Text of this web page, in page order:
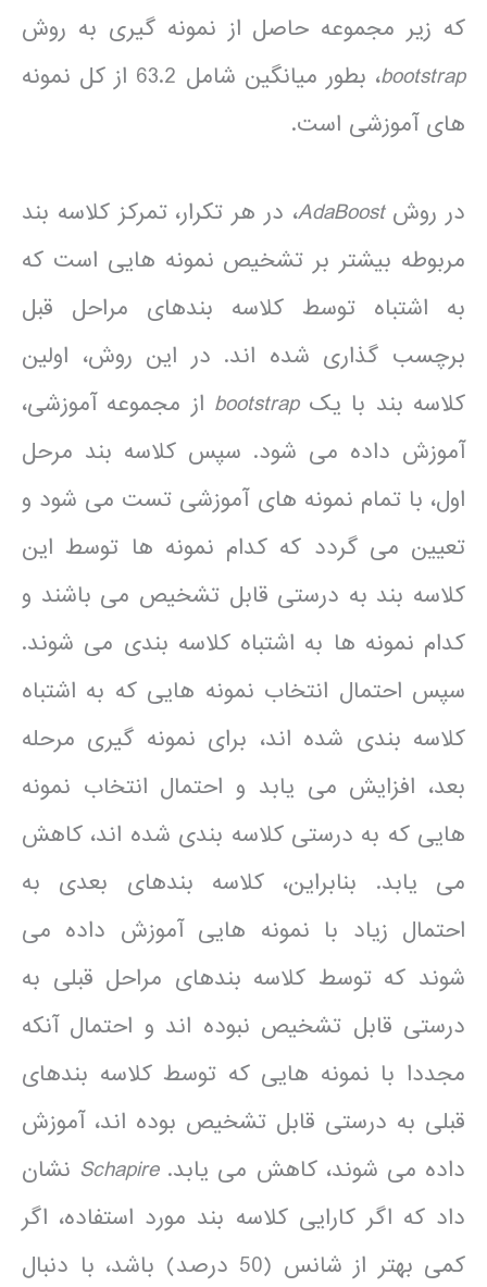
که زیر مجموعه حاصل از نمونه گیری به روش
bootstrap
، بطور میانگین شامل 63.2 از کل نمونه
های آموزشی است.
در روشAdaBoost، در هر تکرار، تمرکز کلاسه بند
مربوطه بیشتر بر تشخیص نمونه هایی است که
به اشتباه توسط کلاسه بندهای مراحل قبل
برچسب گذاری شده اند. در این روش، اولین
کلاسه بند با یکbootstrap از مجموعه آموزشی،
آموزش داده می شود. سپس کلاسه بند مرحل
اول، با تمام نمونه های آموزشی تست می شود و
تعیین می گردد که کدام نمونه ها توسط این
کلاسه بند به درستی قابل تشخیص می باشند و
کدام نمونه ها به اشتباه کلاسه بندی می شوند.
سپس احتمال انتخاب نمونه هایی که به اشتباه
کلاسه بندی شده اند، برای نمونه گیری مرحله
بعد، افزایش می یابد و احتمال انتخاب نمونه
هایی که به درستی کلاسه بندی شده اند، کاهش
می یابد. بنابراین، کلاسه بندهای بعدی به
احتمال زیاد با نمونه هایی آموزش داده می
شوند که توسط کلاسه بندهای مراحل قبلی به
درستی قابل تشخیص نبوده اند و احتمال آنکه
مجددا با نمونه هایی که توسط کلاسه بندهای
قبلی به درستی قابل تشخیص بوده اند، آموزش
داده می شوند، کاهش می یابد.Schapire نشان
داد که اگر کارایی کلاسه بند مورد استفاده، اگر
کمی بهتر از شانس (50 درصد) باشد، با دنبال